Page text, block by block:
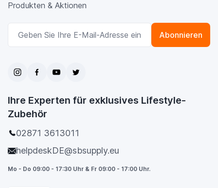
Produkten & Aktionen
E-Mailadresse
Abonnieren
Ihre Experten für exklusives Lifestyle-
Zubehör
02871 3613011
helpdeskDE@sbsupply.eu
Mo - Do 09:00 - 17:30 Uhr & Fr 09:00 - 17:00 Uhr.